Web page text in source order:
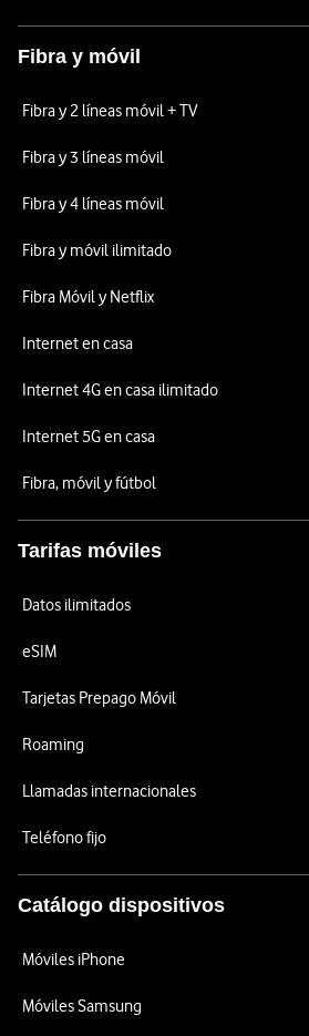
Fibra y móvil
Fibra y 2 líneas móvil + TV
Fibra y 3 líneas móvil
Fibra y 4 líneas móvil
Fibra y móvil ilimitado
Fibra Móvil y Netflix
Internet en casa
Internet 4G en casa ilimitado
Internet 5G en casa
Fibra, móvil y fútbol
Tarifas móviles
Datos ilimitados
eSIM
Tarjetas Prepago Móvil
Roaming
Llamadas internacionales
Teléfono fijo
Catálogo dispositivos
Móviles iPhone
Móviles Samsung